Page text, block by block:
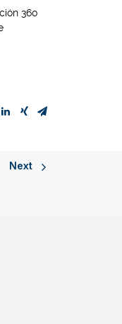
360
Next